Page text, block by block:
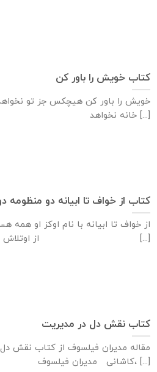
کتاب خویش را باور کن
خویش را باور کن هیچکس جز تو
خانه نخواهد [...]
کتاب از خواف تا ابیانه دو منظومه
از خواف تا ابیانه با نام اوکز او همه
از اوتلاش وجنبش ذرات [...]
کتاب نقش دل در مدیریت
مقاله مدیران فیلسوف از کتاب نقش
کاشانی مدیران فیلسوف، [...]